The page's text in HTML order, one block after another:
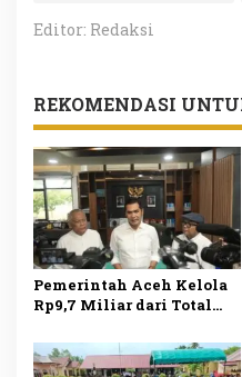
Editor: Redaksi
REKOMENDASI
Pemerintah Aceh Kelola
Rp9,7 Miliar dari Total
Triliun untuk Pemulihan
Bencana